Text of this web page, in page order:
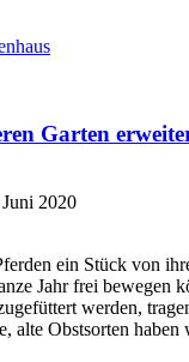
Garten
2020
ein Stück von
Jahr frei bewegen
werden,
alte Obstsorten